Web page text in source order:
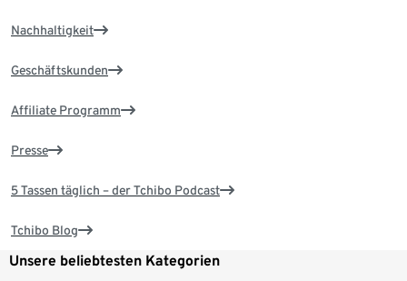
Nachhaltigkeit
Geschäftskunden
Affiliate Programm
Presse
5 Tassen täglich – der Tchibo Podcast
Tchibo Blog
Unsere beliebtesten Kategorien